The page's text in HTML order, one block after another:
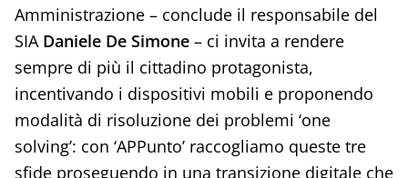
Amministrazione – conclude il responsabile del
SIA Daniele De Simone– ci invita a rendere
sempre di più il cittadino protagonista,
incentivando i dispositivi mobili e proponendo
modalità di risoluzione dei problemi ‘one
solving’: con ‘APPunto’ raccogliamo queste tre
sfide proseguendo in una transizione digitale che